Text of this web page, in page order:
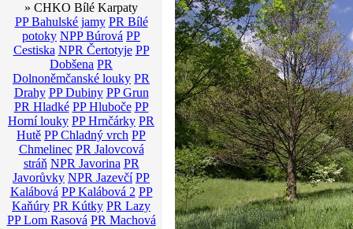
» CHKO Bílé Karpaty
PP Bahulské jamy PR Bílé
potoky NPP Búrová PP
Cestiska NPR Čertotyje PP
Dobšena PR
Dolnoněmčanské louky PR
Drahy PP Dubiny PP Grun
PR Hladké PP Hluboče PP
Horní louky PP Hrnčárky PR
Hutě PP Chladný vrch PP
Chmelinec PR Jalovcová
stráň NPR Javorina PR
Javorůvky NPR Jazevčí PP
Kalábová PP Kalábová 2 PP
Kaňúry PR Kútky PR Lazy
PP Lom Rasová PR Machová